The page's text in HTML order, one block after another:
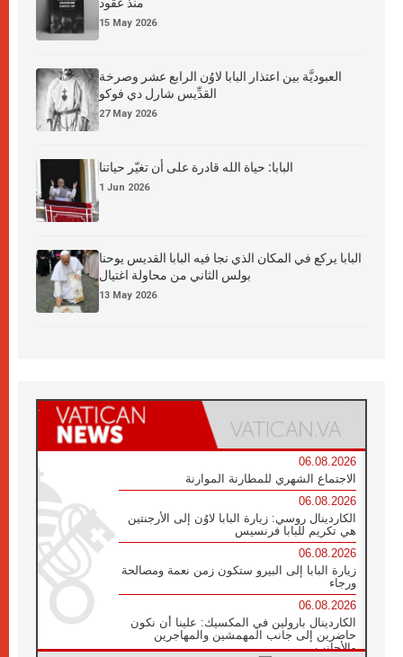
15 May 2026
العبوديَّة بين اعتذار البابا لاوُن الرابع عشر وصرخة
القدِّيس شارل دي فوكو
27 May 2026
البابا: حياة الله قادرة على أن تغيّر حياتنا
1 Jun 2026
البابا يركع في المكان الذي نجا فيه البابا القديس يوحنا
بولس الثاني من محاولة اغتيال
13 May 2026
06.08.2026
الاجتماع الشهري للمطارنة الموارنة
06.08.2026
الكاردينال روسي: زيارة البابا لاوُن إلى الأرجنتين
هي تكريم للبابا فرنسيس
06.08.2026
زيارة البابا إلى البيرو ستكون زمن نعمة ومصالحة
ورجاء
06.08.2026
الكاردينال بارولين في المكسيك: علينا أن نكون
حاضرين إلى جانب المهمشين والمهاجرين
والأجانب